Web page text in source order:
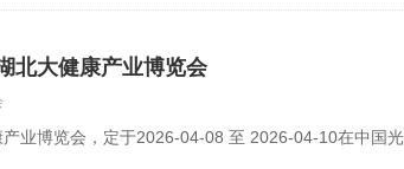
北大健康产业博览会
业博览会，定于2026-04-08 至 2026-04-10在中国